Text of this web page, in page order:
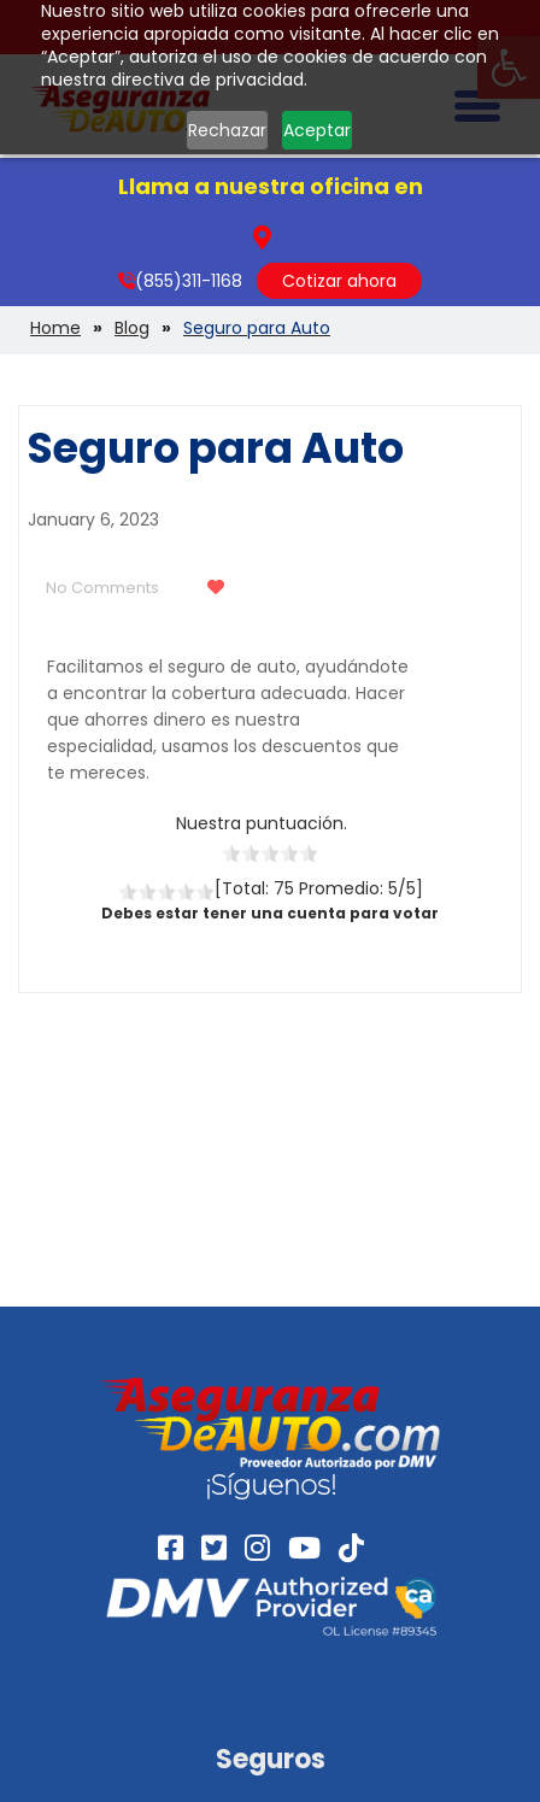
Nuestro sitio web utiliza cookies para ofrecerle una
experiencia apropiada como visitante. Al hacer clic en
“Aceptar”, autoriza el uso de cookies de acuerdo con
nuestra directiva de privacidad.
Rechazar Aceptar
Llama a nuestra oficina en
(855)311-1168
Cotizar ahora
Home
Blog Seguro para Auto
Seguro para Auto
January 6, 2023
No Comments
Facilitamos el seguro de auto, ayudándote
a encontrar la cobertura adecuada. Hacer
que ahorres dinero es nuestra
especialidad, usamos los descuentos que
te mereces.
Nuestra puntuación.
[Total: 75 Promedio: 5/5]
Debes estar tener una cuenta para votar
¡Síguenos!
Seguros